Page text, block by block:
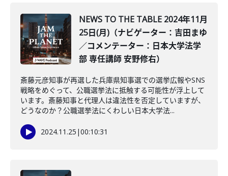
NEWS TO THE TABLE 2024年11月
25日(月)（ナビゲーター：吉田まゆ
／コメンテーター：日本大学法学
部 専任講師 安野修右）
斎藤元彦知事が再選した兵庫県知事選での選挙広報やSNS
戦略をめぐって、公職選挙法に抵触する可能性が浮上して
います。斎藤知事と代理人は違法性を否定していますが、
どうなのか？公職選挙法にくわしい日本大学法...
2024.11.25 |00:10:31